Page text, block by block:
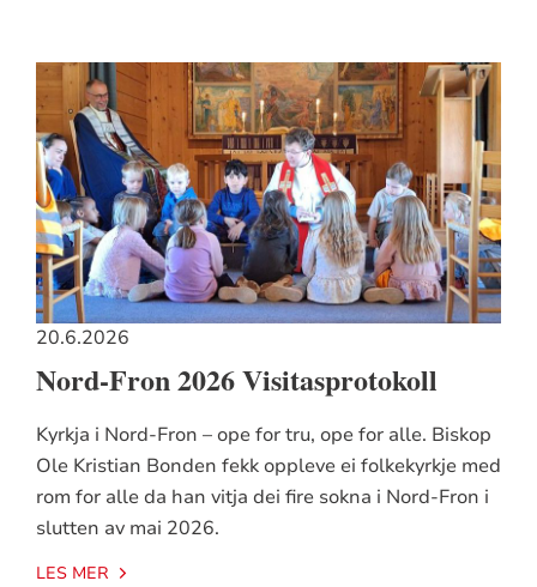
20.6.2026
Nord-Fron 2026 Visitasprotokoll
Kyrkja i Nord-Fron – ope for tru, ope for alle. Biskop
Ole Kristian Bonden fekk oppleve ei folkekyrkje med
rom for alle da han vitja dei fire sokna i Nord-Fron i
slutten av mai 2026.
LES MER